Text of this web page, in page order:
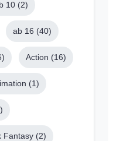
Young Adult(4)
10 (2)
ab 16 (40)
Action (16)
(1)
Fantasy (2)